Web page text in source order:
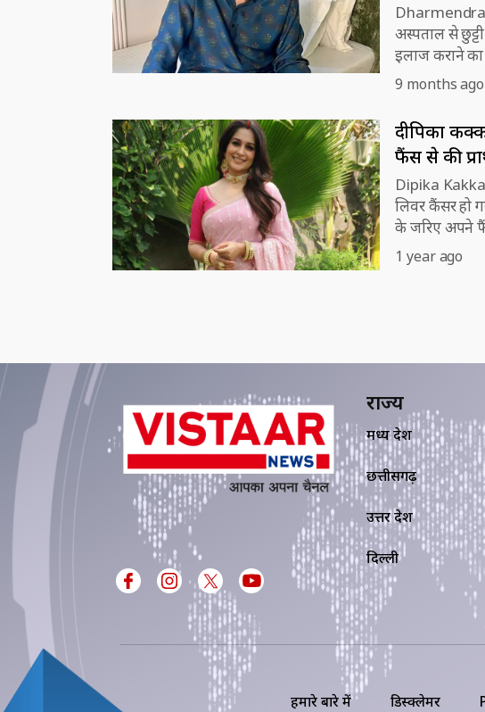
Dharmendra
अस्पताल से
इलाज कराने
9 months ago
दीपिका
फैंस से की
Dipika
लिवर कैंसर हो
के जरिए अपने
करने की अपील
1 year ago
राज्य
मध्य प्रदेश
छत्तीसगढ़
उत्तर प्रदेश
दिल्ली
हमारे बारे में डिस्क्लेमर